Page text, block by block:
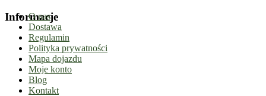
Informacje
O nas
Dostawa
Regulamin
Polityka prywatności
Mapa dojazdu
Moje konto
Blog
Kontakt